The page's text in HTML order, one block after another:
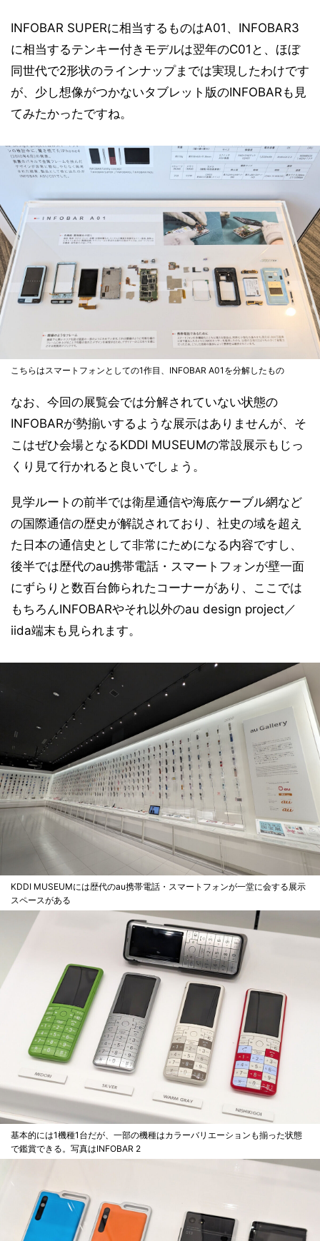
INFOBAR SUPERに相当するものはA01、INFOBAR3
に相当するテンキー付きモデルは翌年のC01と、ほぼ
同世代で2形状のラインナップまでは実現したわけです
が、少し想像がつかないタブレット版のINFOBARも見
てみたかったですね。
こちらはスマートフォンとしての1作目、INFOBAR A01を分解したもの
なお、今回の展覧会では分解されていない状態の
INFOBARが勢揃いするような展示はありませんが、そ
こはぜひ会場となるKDDI MUSEUMの常設展示もじっ
くり見て行かれると良いでしょう。
見学ルートの前半では衛星通信や海底ケーブル網など
の国際通信の歴史が解説されており、社史の域を超え
た日本の通信史として非常にためになる内容ですし、
後半では歴代のau携帯電話・スマートフォンが壁一面
にずらりと数百台飾られたコーナーがあり、ここでは
もちろんINFOBARやそれ以外のau design project／
iida端末も見られます。
KDDI MUSEUMには歴代のau携帯電話・スマートフォンが一堂に会する展示
スペースがある
基本的には1機種1台だが、一部の機種はカラーバリエーションも揃った状態
で鑑賞できる。写真はINFOBAR 2